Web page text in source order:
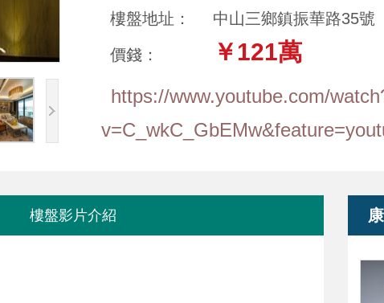
樓盤地址：
中山三鄉鎮振華路35號
價錢： ￥121萬
https://www.youtube.com/
樓盤影片介紹